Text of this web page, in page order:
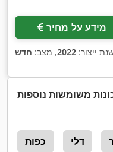
מידע על מחיר
ייצור: 2022, מצב: חדש
משומשות נוספות
כפות דלי